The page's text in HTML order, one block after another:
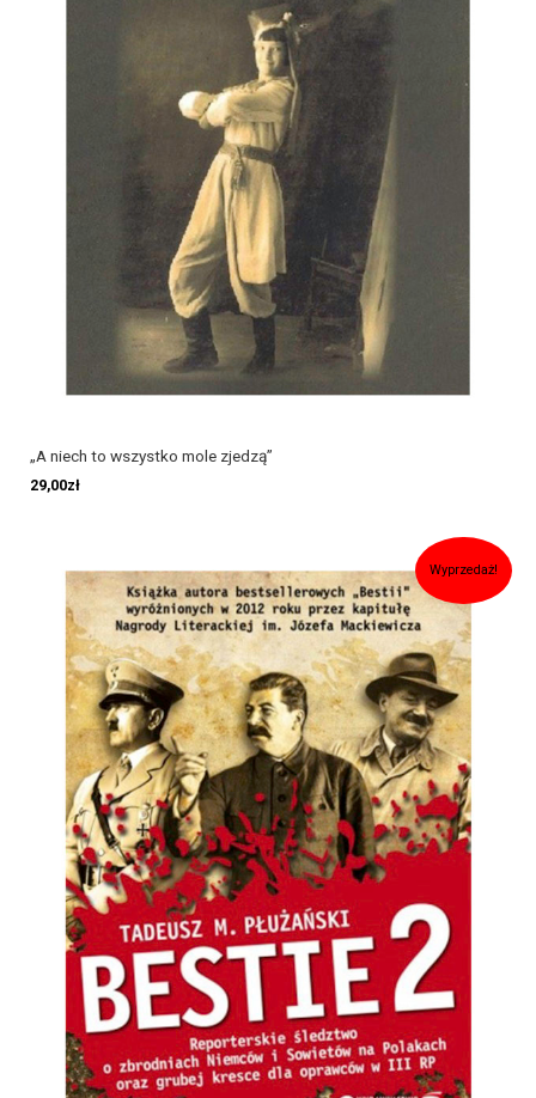
„A niech to wszystko mole zjedzą”
29,00zł
Wyprzedaż!
cena
wynosiła:
49,00zł.
cena
wynosi:
39,00zł.